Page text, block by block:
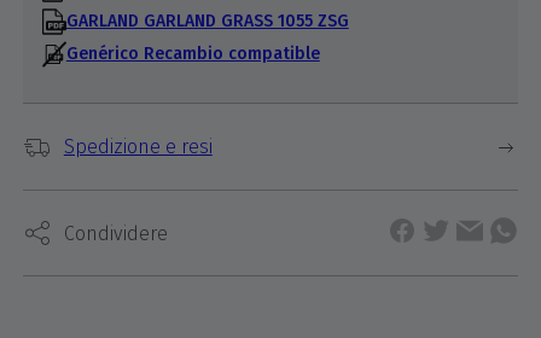
GARLAND GARLAND GRASS 1055 ZSG
Genérico Recambio compatible
Spedizione e resi
Condividere